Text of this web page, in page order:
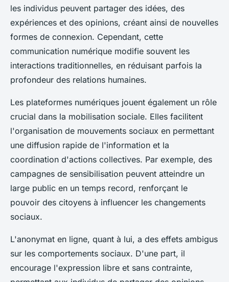
les individus peuvent partager des idées, des
expériences et des opinions, créant ainsi de nouvelles
formes de connexion. Cependant, cette
communication numérique modifie souvent les
interactions traditionnelles, en réduisant parfois la
profondeur des relations humaines.
Les plateformes numériques jouent également un rôle
crucial dans la mobilisation sociale. Elles facilitent
l'organisation de mouvements sociaux en permettant
une diffusion rapide de l'information et la
coordination d'actions collectives. Par exemple, des
campagnes de sensibilisation peuvent atteindre un
large public en un temps record, renforçant le
pouvoir des citoyens à influencer les changements
sociaux.
L'anonymat en ligne, quant à lui, a des effets ambigus
sur les comportements sociaux. D'une part, il
encourage l'expression libre et sans contrainte,